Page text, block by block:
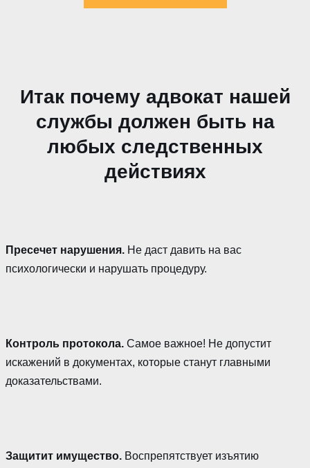
Итак почему адвокат нашей
службы должен быть на
любых следственных
действиях
Пресечет нарушения.Не даст давить на вас
психологически и нарушать процедуру.
Контроль протокола.Самое важное! Не допустит
искажений в документах, которые станут главными
доказательствами.
Защитит имущество.Воспрепятствует изъятию